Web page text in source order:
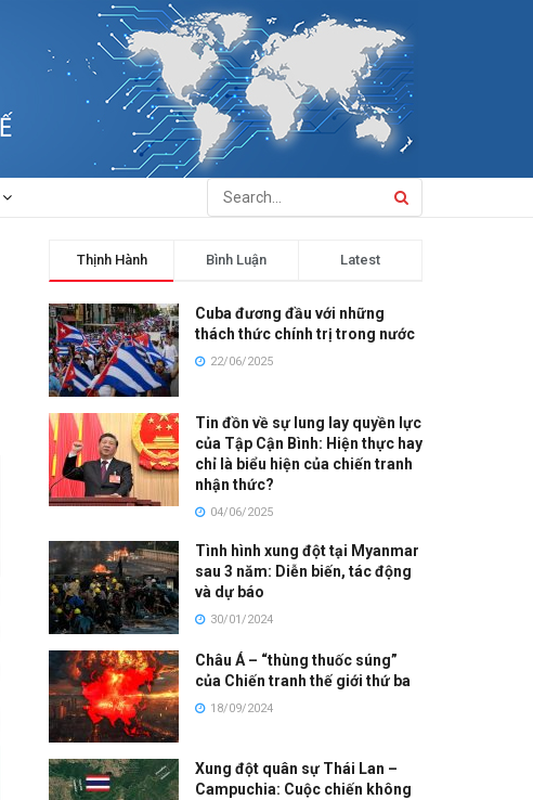
Thịnh Hành Bình Luận Latest
Cuba đương đầu với những
thách thức chính trị trong nước
22/06/2025
Tin đồn về sự lung lay quyền lực
của Tập Cận Bình: Hiện thực hay
chỉ là biểu hiện của chiến tranh
nhận thức?
04/06/2025
Tình hình xung đột tại Myanmar
sau 3 năm: Diễn biến, tác động
và dự báo
30/01/2024
Châu Á – “thùng thuốc súng”
của Chiến tranh thế giới thứ ba
18/09/2024
Xung đột quân sự Thái Lan –
Campuchia: Cuộc chiến không